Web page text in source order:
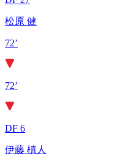
松原 健
72’
72’
DF 6
伊藤 槙人